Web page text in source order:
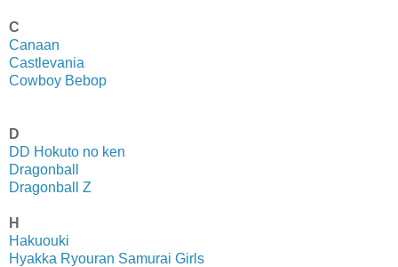
C
Canaan
Castlevania
Cowboy Bebop
D
DD Hokuto no ken
Dragonball
Dragonball Z
H
Hakuouki
Hyakka Ryouran Samurai Girls